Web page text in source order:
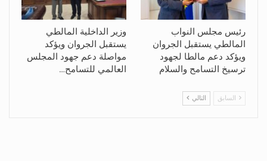
رئيس مجلس النواب
المالطي يستقبل الجروان
ويؤكد دعم مالطا لجهود
ترسيخ التسامح والسلام
وزير الداخلية المالطي
يستقبل الجروان ويؤكد
مواصلة دعم جهود المجلس
العالمي للتسامح…
السابق التالي